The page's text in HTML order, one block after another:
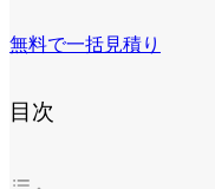
無料で一括見積り
目次